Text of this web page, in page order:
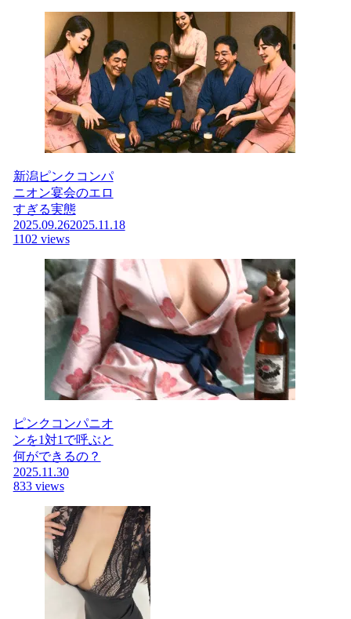
新潟ピンクコンパ
ニオン宴会のエロ
すぎる実態
2025.09.262025.11.18
1102 views
ピンクコンパニオ
ンを1対1で呼ぶと
何ができるの？
2025.11.30
833 views